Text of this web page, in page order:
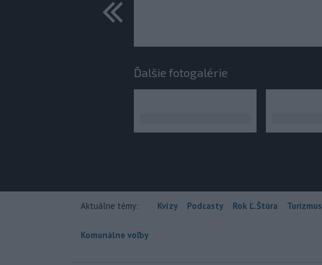
Ďalšie fotogalérie
Aktuálne témy: Kvízy Podcasty Rok Ľ.Štúra Turizmus
Komunálne voľby